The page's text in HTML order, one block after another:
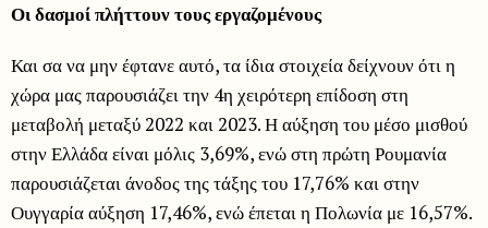
Οι δασμοί πλήττουν τους εργαζομένους
Και σα να μην έφτανε αυτό, τα ίδια στοιχεία δείχνουν ότι η
χώρα μας παρουσιάζει την 4η χειρότερη επίδοση στη
μεταβολή μεταξύ 2022 και 2023. Η αύξηση του μέσο μισθού
στην Ελλάδα είναι μόλις 3,69%, ενώ στη πρώτη Ρουμανία
παρουσιάζεται άνοδος της τάξης του 17,76% και στην
Ουγγαρία αύξηση 17,46%, ενώ έπεται η Πολωνία με 16,57%.